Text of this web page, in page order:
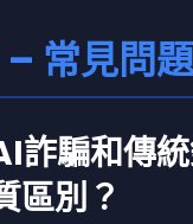
– 常見問
詐騙和傳
區別？